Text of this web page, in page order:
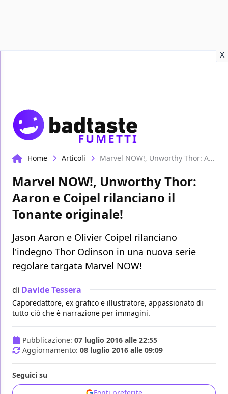
X
FUMETTI
Home Articoli Marvel NOW!, Unworthy Thor: Aaron e Coipel rilanciano il Tonante originale!
Marvel NOW!, Unworthy Thor:
Aaron e Coipel rilanciano il
Tonante originale!
Jason Aaron e Olivier Coipel rilanciano
l'indegno Thor Odinson in una nuova serie
regolare targata Marvel NOW!
di Davide Tessera
Caporedattore, ex grafico e illustratore, appassionato di
tutto ciò che è narrazione per immagini.
Pubblicazione: 07 luglio 2016 alle 22:55
Aggiornamento: 08 luglio 2016 alle 09:09
Seguici su